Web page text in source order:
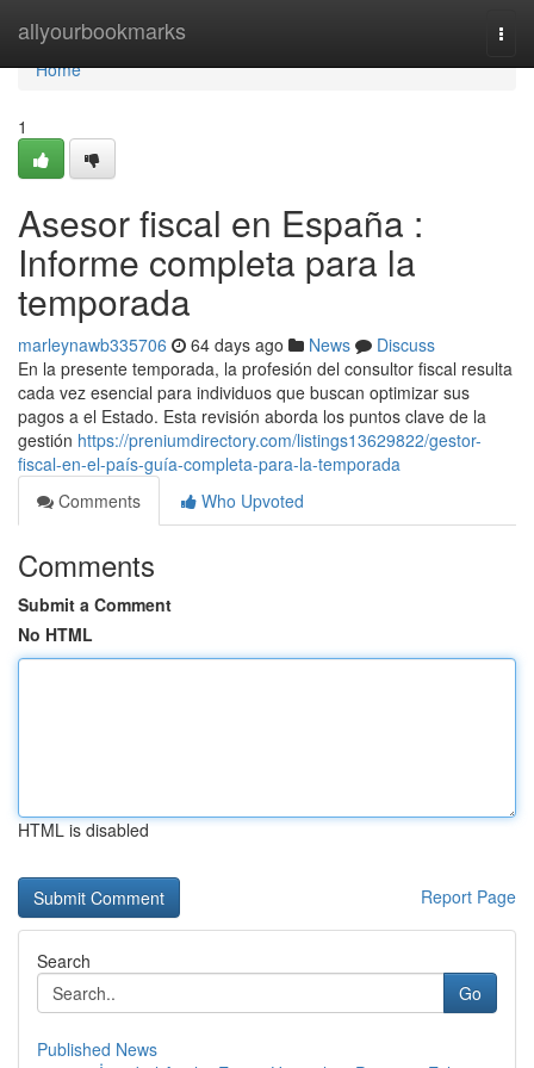
allyourbookmarks
Home
Home
1
Asesor fiscal en España :
Informe completa para la
temporada
marleynawb335706 64 days ago News
Discuss
En la presente temporada, la profesión del consultor fiscal resulta
cada vez esencial para individuos que buscan optimizar sus
pagos a el Estado. Esta revisión aborda los puntos clave de la
gestión https://preniumdirectory.com/listings13629822/gestor-
fiscal-en-el-país-guía-completa-para-la-temporada
Comments
Who Upvoted
Comments
Submit a Comment
No HTML
HTML is disabled
Report Page
Search
Go
Published News